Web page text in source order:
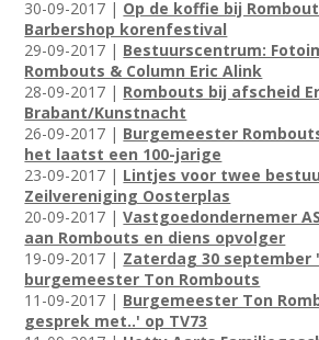
30-09-2017 | Op de koffie bij
Barbershop korenfestival
29-09-2017 | Bestuurscentrum:
Rombouts & Column Eric Alink
28-09-2017 | Rombouts bij afscheid
Brabant/Kunstnacht
26-09-2017 | Burgemeester
het laatst een 100-jarige
23-09-2017 | Lintjes voor twee
Zeilvereniging Oosterplas
20-09-2017 |Vastgoedondernemer
aan Rombouts en diens opvolger
19-09-2017 | Zaterdag 30 september
burgemeester Ton Rombouts
11-09-2017 | Burgemeester Ton
gesprek met..' op TV73